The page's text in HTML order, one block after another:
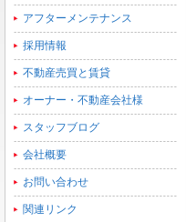
アフターメンテナンス
採用情報
不動産売買と賃貸
オーナー・不動産会社様
スタッフブログ
会社概要
お問い合わせ
関連リンク